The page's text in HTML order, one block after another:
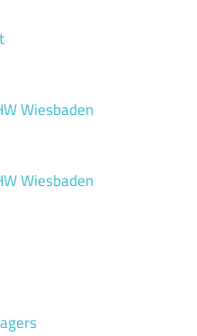
Wiesbaden
Wiesbaden